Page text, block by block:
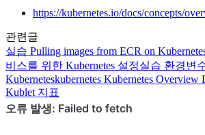
https://kubernetes.io/docs/concepts/
관련글
실습 Pulling images from ECR on
비스를 위한 Kubernetes 설정실습 환경변
Kuberneteskubernetes Kubernetes Overview
Kublet 지표